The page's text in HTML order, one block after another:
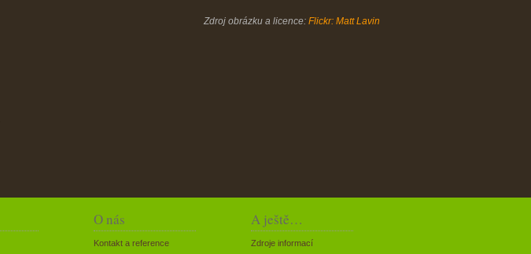
Zdroj obrázku a licence: Flickr: Matt Lavin
O nás
Kontakt a reference
A ještě…
Zdroje informací